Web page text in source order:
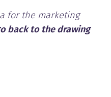
for the marketing
back to the drawing